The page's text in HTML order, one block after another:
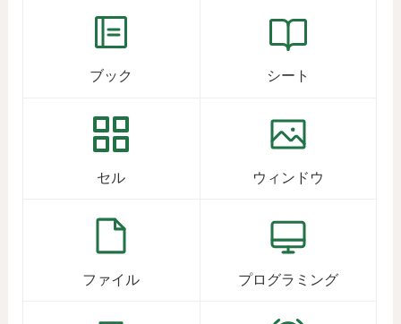
ブック シート
セル ウィンドウ
ファイル プログラミング